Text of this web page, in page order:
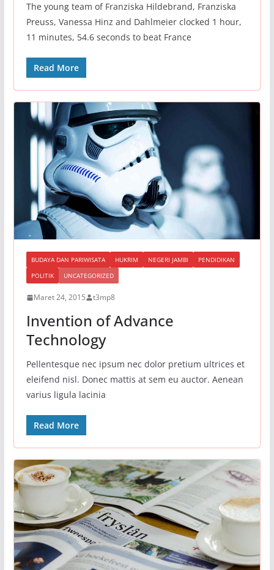
The young team of Franziska Hildebrand, Franziska
Preuss, Vanessa Hinz and Dahlmeier clocked 1 hour,
11 minutes, 54.6 seconds to beat France
Read More
BUDAYA DAN PARIWISATA HUKRIM NEGERI JAMBI
PENDIDIKAN
POLITIK
UNCATEGORIZED
Maret 24, 2015 t3mp8
Invention of Advance
Technology
Pellentesque nec ipsum nec dolor pretium ultrices et
eleifend nisl. Donec mattis at sem eu auctor. Aenean
varius ligula lacinia
Read More